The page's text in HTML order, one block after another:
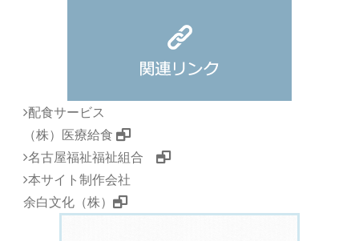
配食サービス
（株）医療給食
名古屋福祉福祉組合
本サイト制作会社
余白文化（株）